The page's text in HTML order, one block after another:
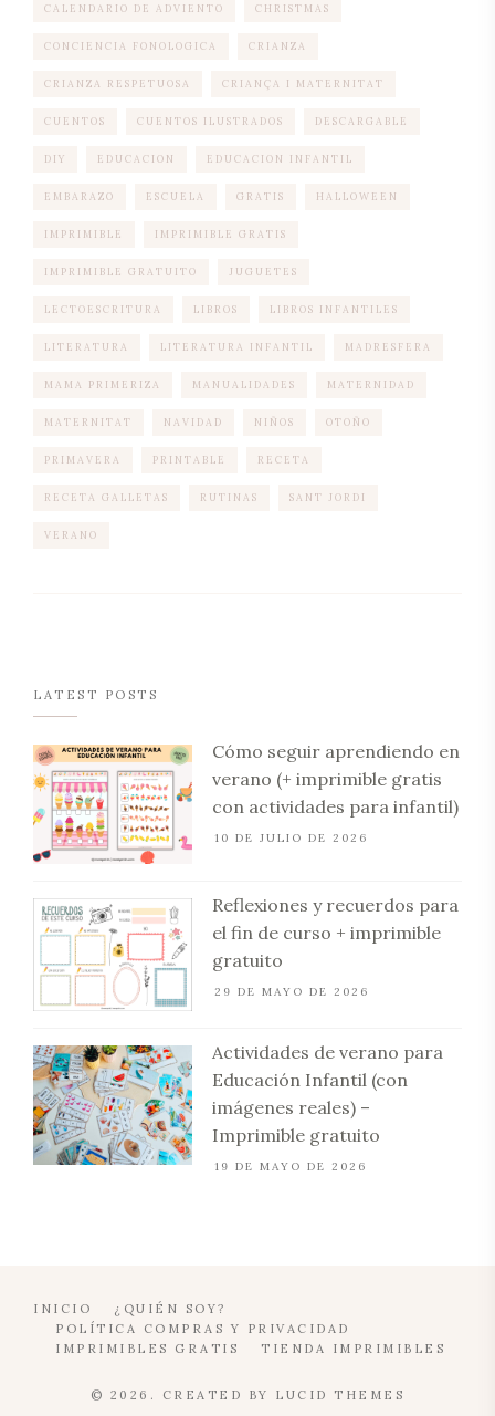
CALENDARIO DE ADVIENTO CHRISTMAS
CONCIENCIA FONOLOGICA CRIANZA
CRIANZA RESPETUOSA CRIANÇA I MATERNITAT
CUENTOS CUENTOS ILUSTRADOS DESCARGABLE
DIY EDUCACION EDUCACION INFANTIL
EMBARAZO ESCUELA GRATIS HALLOWEEN
IMPRIMIBLE IMPRIMIBLE GRATIS
IMPRIMIBLE GRATUITO JUGUETES
LECTOESCRITURA LIBROS LIBROS INFANTILES
LITERATURA LITERATURA INFANTIL MADRESFERA
MAMA PRIMERIZA MANUALIDADES MATERNIDAD
MATERNITAT NAVIDAD NIÑOS OTOÑO
PRIMAVERA PRINTABLE RECETA
RECETA GALLETAS RUTINAS SANT JORDI
VERANO
LATEST POSTS
Cómo seguir aprendiendo en
verano (+ imprimible gratis
con actividades para infantil)
10 DE JULIO DE 2026
Reflexiones y recuerdos para
el fin de curso + imprimible
gratuito
29 DE MAYO DE 2026
Actividades de verano para
Educación Infantil (con
imágenes reales) –
Imprimible gratuito
19 DE MAYO DE 2026
INICIO
¿QUIÉN SOY?
POLÍTICA COMPRAS Y PRIVACIDAD
IMPRIMIBLES GRATIS
TIENDA IMPRIMIBLES
© 2026. CREATED BY LUCID THEMES